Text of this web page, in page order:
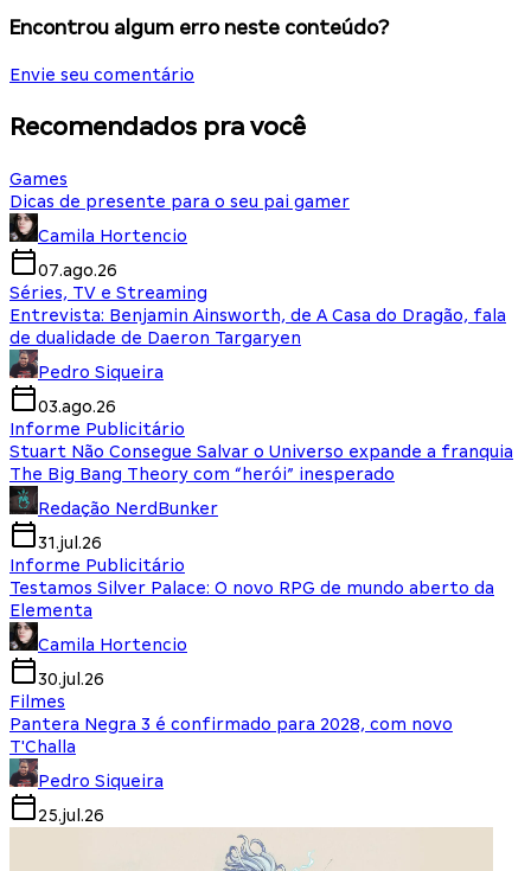
Encontrou algum erro neste conteúdo?
Envie seu comentário
Recomendados pra você
Games
Dicas de presente para o seu pai gamer
Camila Hortencio
07.ago.26
Séries, TV e Streaming
Entrevista: Benjamin Ainsworth, de A Casa do Dragão, fala
de dualidade de Daeron Targaryen
Pedro Siqueira
03.ago.26
Informe Publicitário
Stuart Não Consegue Salvar o Universo expande a franquia
The Big Bang Theory com “herói” inesperado
Redação NerdBunker
31.jul.26
Informe Publicitário
Testamos Silver Palace: O novo RPG de mundo aberto da
Elementa
Camila Hortencio
30.jul.26
Filmes
Pantera Negra 3 é confirmado para 2028, com novo
T'Challa
Pedro Siqueira
25.jul.26